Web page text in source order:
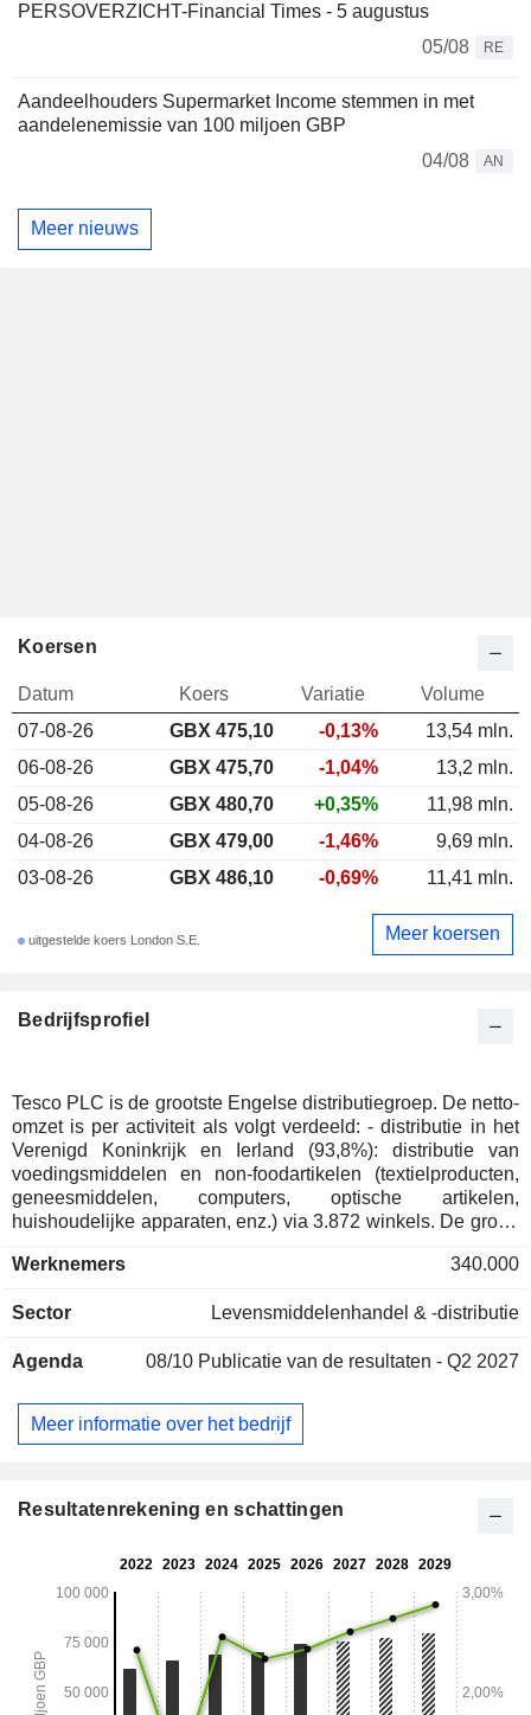
PERSOVERZICHT-Financial Times - 5 augustus
05/08
RE
Aandeelhouders Supermarket Income stemmen in met
aandelenemissie van 100 miljoen GBP
04/08
AN
Meer nieuws
Bedrijfsprofiel
Tesco PLC is de grootste Engelse distributiegroep. De netto-
omzet is per activiteit als volgt verdeeld: - distributie in het
Verenigd Koninkrijk en Ierland (93,8%): distributie van
voedingsmiddelen en non-foodartikelen (textielproducten,
geneesmiddelen, computers, optische artikelen,
huishoudelijke apparaten, enz.) via 3.872 winkels. De groep
nummer 1 in Groot-Brittannië). Tesco PLC beschikt
Centraal-Europa (6,2%): exploitatie, eind februari 2026, van
(182).
Werknemers 340.000
Sector Levensmiddelenhandel & -distributie
Agenda 08/10 Publicatie van de resultaten - Q2 2027
Meer informatie over het bedrijf
Koersen
Datum Koers Variatie
Volume
07-08-26
GBX 475,10 -0,13%
13,54 mln.
06-08-26
GBX 475,70 -1,04%
13,2 mln.
05-08-26
GBX 480,70 +0,35%
11,98 mln.
04-08-26
GBX 479,00 -1,46%
9,69 mln.
03-08-26
GBX 486,10 -0,69% 11,41 mln.
uitgestelde koers London S.E. Meer koersen
Resultatenrekening en schattingen